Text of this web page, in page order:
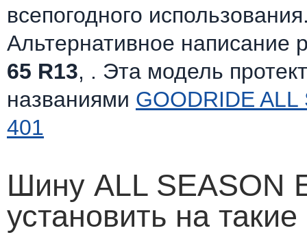
всепогодного
Альтернативное написание
65 R13, . Эта модель
названиями GOODRIDE
401
Шину ALL SEASON
установить на